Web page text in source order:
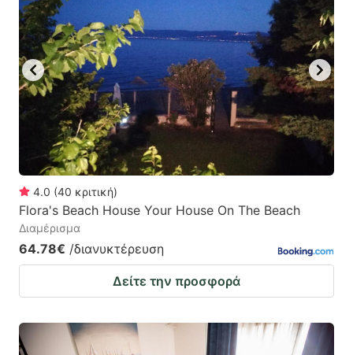
4.0 (40 κριτική)
Flora's Beach House Your House On The Beach
Διαμέρισμα
64.78€ /διανυκτέρευση
Δείτε την προσφορά